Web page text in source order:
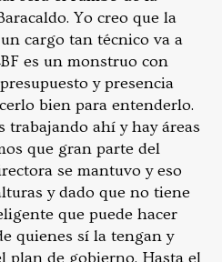
Yo creo que la
cargo tan técnico va a
es un monstruo con
y presencia
bien para entenderlo.
trabajando ahí y hay áreas
que gran parte del
se mantuvo y eso
y dado que no tiene
que puede hacer
quienes sí la tengan y
plan de gobierno. Hasta el